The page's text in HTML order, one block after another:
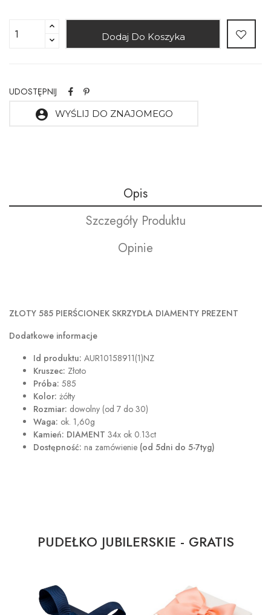
Dodaj Do Koszyka
UDOSTĘPNIJ
account_circle WYŚLIJ DO ZNAJOMEGO
Opis
Szczegóły Produktu
Opinie
ZŁOTY 585 PIERŚCIONEK SKRZYDŁA DIAMENTY PREZENT
Dodatkowe informacje
Id produktu: AUR10158911(1)NZ
Kruszec: Złoto
Próba: 585
Kolor: żółty
Rozmiar: dowolny (od 7 do 30)
Waga: ok. 1,60g
Kamień: DIAMENT 34x ok 0.13ct
Dostępność: na zamówienie (od 5dni do 5-7tyg)
PUDEŁKO JUBILERSKIE - GRATIS